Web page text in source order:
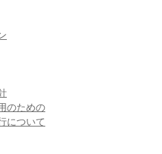
のための
について